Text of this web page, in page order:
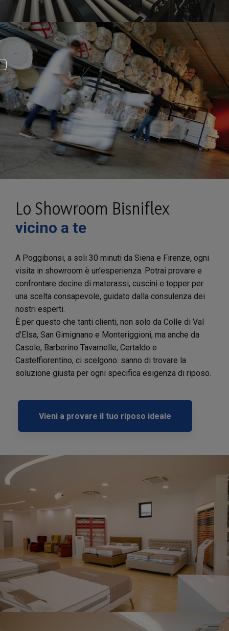
Lo Showroom Bisniflex
vicino a te
A Poggibonsi, a soli 30 minuti da Siena e Firenze, ogni
visita in showroom è un’esperienza. Potrai provare e
confrontare decine di materassi, cuscini e topper per
una scelta consapevole, guidato dalla consulenza dei
nostri esperti.
È per questo che tanti clienti, non solo da Colle di Val
d’Elsa, San Gimignano e Monteriggioni, ma anche da
Casole, Barberino Tavarnelle, Certaldo e
Castelfiorentino, ci scelgono: sanno di trovare la
soluzione giusta per ogni specifica esigenza di riposo.
Vieni a provare il tuo riposo ideale